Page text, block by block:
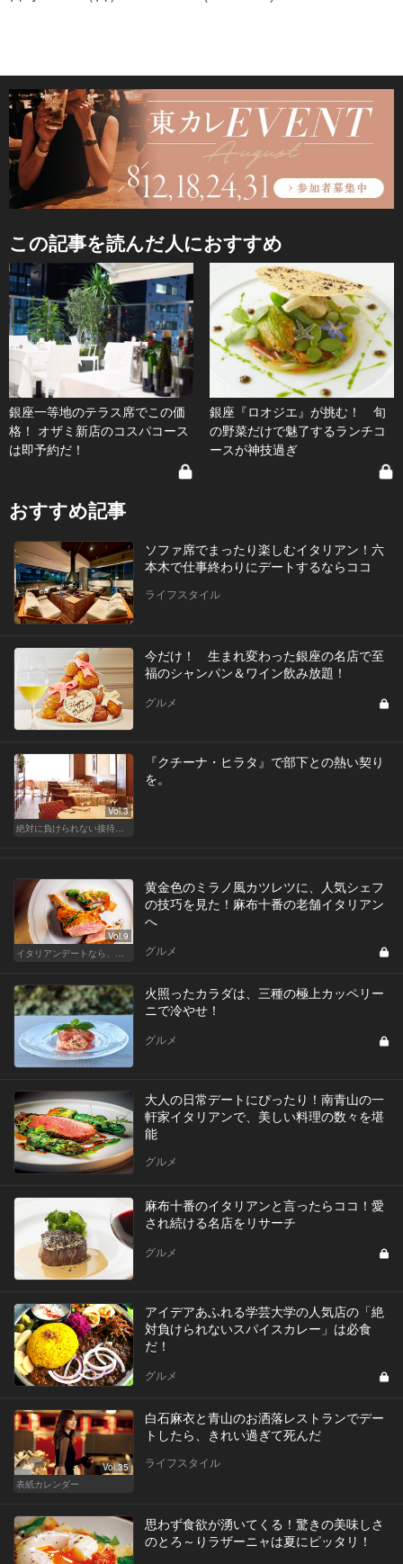
この記事を読んだ人におすすめ
銀座一等地のテラス席でこの価
格！ オザミ新店のコスパコース
は即予約だ！
銀座『ロオジエ』が挑む！ 旬
の野菜だけで魅了するランチコ
ースが神技過ぎ
おすすめ記事
ソファ席でまったり楽しむイタリアン！六
本木で仕事終わりにデートするならココ
ライフスタイル
今だけ！ 生まれ変わった銀座の名店で至
福のシャンパン＆ワイン飲み放題！
グルメ
Vol.3
絶対に負けられない接待が、今宵はある
『クチーナ・ヒラタ』で部下との熱い契り
を。
Vol.9
イタリアンデートなら、東京屈指の美味しい人気店へ
黄金色のミラノ風カツレツに、人気シェフ
の技巧を見た！麻布十番の老舗イタリアン
へ
グルメ
火照ったカラダは、三種の極上カッペリー
ニで冷やせ！
グルメ
大人の日常デートにぴったり！南青山の一
軒家イタリアンで、美しい料理の数々を堪
能
グルメ
麻布十番のイタリアンと言ったらココ！愛
され続ける名店をリサーチ
グルメ
アイデアあふれる学芸大学の人気店の「絶
対負けられないスパイスカレー」は必食
だ！
グルメ
Vol.35
表紙カレンダー
白石麻衣と青山のお洒落レストランでデー
トしたら、きれい過ぎて死んだ
ライフスタイル
思わず食欲が湧いてくる！驚きの美味しさ
のとろ～りラザーニャは夏にピッタリ！